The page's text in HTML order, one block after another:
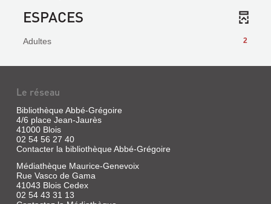
ESPACES
2
Adultes
Le réseau
Bibliothèque Abbé-Grégoire
4/6 place Jean-Jaurès
41000 Blois
02 54 56 27 40
Contacter la bibliothèque Abbé-Grégoire
Médiathèque Maurice-Genevoix
Rue Vasco de Gama
41043 Blois Cedex
02 54 43 31 13